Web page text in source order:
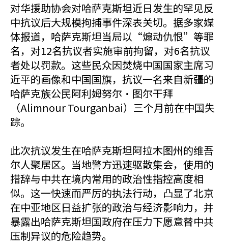
对华援助协会对哈萨克斯坦近日发生的罕见反
中抗议后大规模拘捕事件深表关切。据多家媒
体报道，哈萨克斯坦当局以“煽动仇恨”等罪
名，对12名抗议者实施审前拘留，对6名抗议
者处以罚款。这些民众因焚烧中国国家主席习
近平的画像和中国国旗，抗议一名来自新疆的
哈萨克族公民阿利姆努尔·图尔干拜
（Alimnour Tourganbai）三个月前在中国失
踪。
此次抗议发生在哈萨克斯坦阿拉木图州的维吾
尔人聚居区。当地警方迅速驱散集会，使用的
措辞与中共在境内常用的政治性指控高度相
似。这一快速而严厉的执法行动，凸显了北京
在中亚地区日益扩张的政治与经济影响力，并
暴露出哈萨克斯坦国政府在压力下愿意替中共
压制异议的危险趋势。